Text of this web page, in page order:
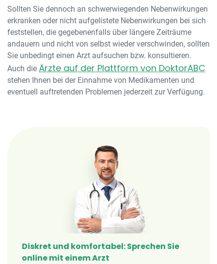
Sollten Sie dennoch an schwerwiegenden Nebenwirkungen
erkranken oder nicht aufgelistete Nebenwirkungen bei sich
feststellen, die gegebenenfalls über längere Zeiträume
andauern und nicht von selbst wieder verschwinden, sollten
Sie unbedingt einen Arzt aufsuchen bzw. konsultieren.
Auch die Ärzte auf der Plattform von DoktorABC
stehen Ihnen bei der Einnahme von Medikamenten und
eventuell auftretenden Problemen jederzeit zur Verfügung.
Diskret und komfortabel: Sprechen Sie
online mit einem Arzt